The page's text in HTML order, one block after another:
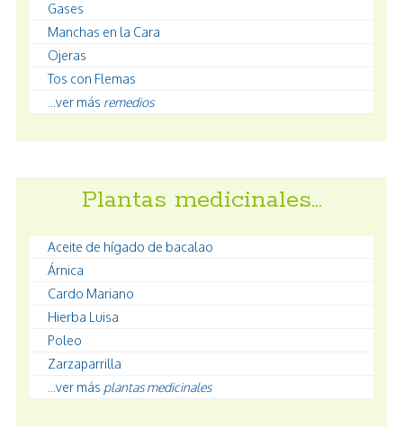
Gases
Manchas en la Cara
Ojeras
Tos con Flemas
...ver más remedios
Plantas medicinales…
Aceite de hígado de bacalao
Árnica
Cardo Mariano
Hierba Luisa
Poleo
Zarzaparrilla
...ver más plantas medicinales